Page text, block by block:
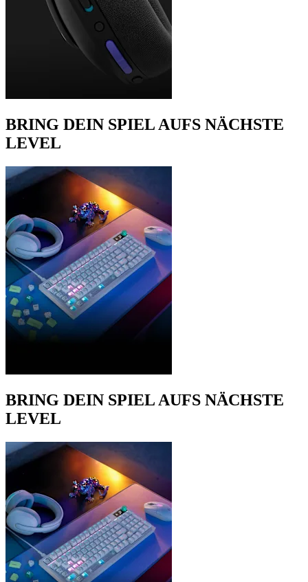
BRING DEIN SPIEL AUFS NÄCHSTE
LEVEL
BRING DEIN SPIEL AUFS NÄCHSTE
LEVEL